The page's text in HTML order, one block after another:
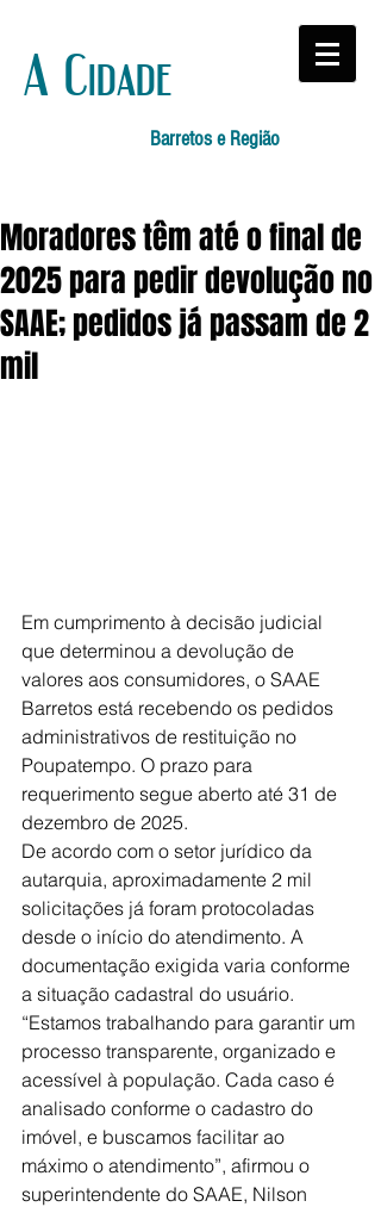
A Cidade
Barretos e Região
Moradores têm até o final de
2025 para pedir devolução no
SAAE; pedidos já passam de 2
mil
Em cumprimento à decisão judicial
que determinou a devolução de
valores aos consumidores, o SAAE
Barretos está recebendo os pedidos
administrativos de restituição no
Poupatempo. O prazo para
requerimento segue aberto até 31 de
dezembro de 2025.
De acordo com o setor jurídico da
autarquia, aproximadamente 2 mil
solicitações já foram protocoladas
desde o início do atendimento. A
documentação exigida varia conforme
a situação cadastral do usuário.
“Estamos trabalhando para garantir um
processo transparente, organizado e
acessível à população. Cada caso é
analisado conforme o cadastro do
imóvel, e buscamos facilitar ao
máximo o atendimento”, afirmou o
superintendente do SAAE, Nilson